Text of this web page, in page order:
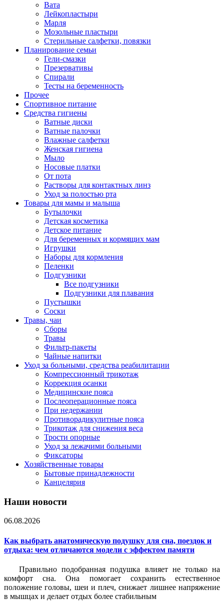
Вата
Лейкопластыри
Марля
Мозольные пластыри
Стерильные салфетки, повязки
Планирование семьи
Гели-смазки
Презервативы
Спирали
Тесты на беременность
Прочее
Спортивное питание
Средства гигиены
Ватные диски
Ватные палочки
Влажные салфетки
Женская гигиена
Мыло
Носовые платки
От пота
Растворы для контактных линз
Уход за полостью рта
Товары для мамы и малыша
Бутылочки
Детская косметика
Детское питание
Для беременных и кормящих мам
Игрушки
Наборы для кормления
Пеленки
Подгузники
Все подгузники
Подгузники для плавания
Пустышки
Соски
Травы, чаи
Сборы
Травы
Фильтр-пакеты
Чайные напитки
Уход за больными, средства реабилитации
Компрессионный трикотаж
Коррекция осанки
Медицинские пояса
Послеоперационные пояса
При недержании
Противорадикулитные пояса
Трикотаж для снижения веса
Трости опорные
Уход за лежачими больными
Фиксаторы
Хозяйственные товары
Бытовые принадлежности
Канцелярия
Наши новости
06.08.2026
Как выбрать анатомическую подушку для сна, поездок и
отдыха: чем отличаются модели с эффектом памяти
Правильно подобранная подушка влияет не только на
комфорт сна. Она помогает сохранить естественное
положение головы, шеи и плеч, снижает лишнее напряжение
в мышцах и делает отдых более стабильным